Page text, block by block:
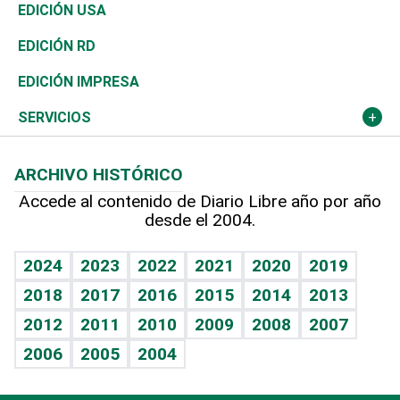
África
Ocenanía
Caribe
Resto del mundo
Vivienda
Telecom.
Global y variable
Economía personal
Buena Vida
Sociales
Novedades
Podcast Arte Libre
Hablando con el pediatra
Vida y familia
Eñe
Celebrando la vida
Sin complejos
Ciclismo
Tenis
Olimpismo
Más deportes
TBT Deportivo
En Directo
El Espía
Noticiero Poteleche
Columnistas
Más firmas
Tecnología
Historia
Martes de tecnología
Cambio climático
Economía
Revista
Deportes
Opinión
Hecho en casa
Guía del dinero
EDICIÓN USA
EDICIÓN RD
EDICIÓN IMPRESA
SERVICIOS
Cumpleaños
Horóscopos
Crucigramas
ARCHIVO HISTÓRICO
Accede al contenido de Diario Libre año por año
desde el 2004.
2024 2023 2022 2021 2020
2019
2018
2017 2016 2015 2014
2013
2012
2011 2010 2009 2008
2007
2006
2005 2004